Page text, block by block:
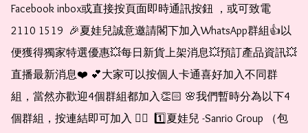
Facebook inbox或直接按頁面即時通訊按鈕 ，或可致電
2110 1519  🎉夏娃兒誠意邀請閣下加入WhatsApp群組👍以
便獲得獨家特選優惠💥每日新貨上架消息💥預訂產品資訊💥
直播最新消息❤️ 💕大家可以按個人卡通喜好加入不同群
組，當然亦歡迎4個群組都加入👏🏻 🌸我們暫時分為以下4
個群組，按連結即可加入 👇🏻  1️⃣夏娃兒 -Sanrio Group （包